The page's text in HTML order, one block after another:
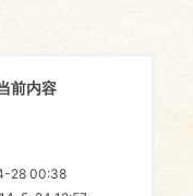
前内容
28 00:38